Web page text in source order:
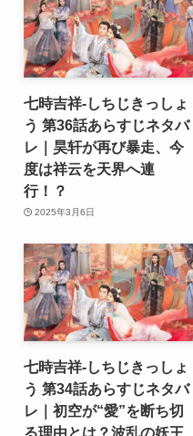
七時吉祥-しちじきっしょ
う 第36話あらすじネタバ
レ｜昊轩が再び暴走、今
度は祥云を天界へ連
行！？
2025年3月6日
七時吉祥-しちじきっしょ
う 第34話あらすじネタバ
レ｜初空が“愛”を断ち切
る理由とは？波乱の妖王